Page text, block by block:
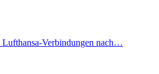
Lufthansa-Verbindungen nach…